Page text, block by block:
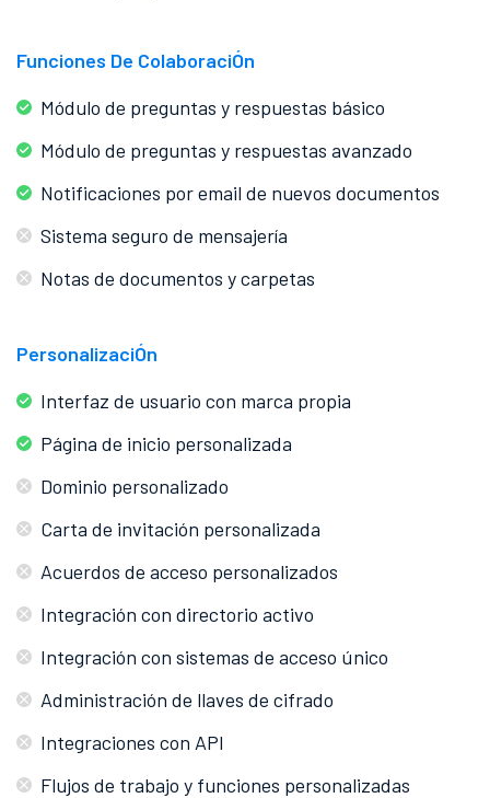
Funciones De ColaboraciÓn
Módulo de preguntas y respuestas básico
Módulo de preguntas y respuestas avanzado
Notificaciones por email de nuevos documentos
Sistema seguro de mensajería
Notas de documentos y carpetas
PersonalizaciÓn
Interfaz de usuario con marca propia
Página de inicio personalizada
Dominio personalizado
Carta de invitación personalizada
Acuerdos de acceso personalizados
Integración con directorio activo
Integración con sistemas de acceso único
Administración de llaves de cifrado
Integraciones con API
Flujos de trabajo y funciones personalizadas